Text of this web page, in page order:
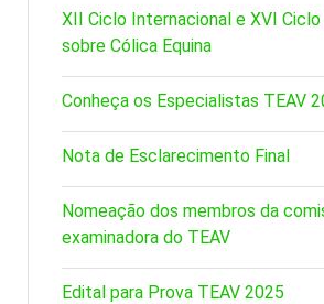
XII Ciclo Internacional e XVI
sobre Cólica Equina
Conheça os Especialistas TEAV
Nota de Esclarecimento Final
Nomeação dos membros da
examinadora do TEAV
Edital para Prova TEAV 2025